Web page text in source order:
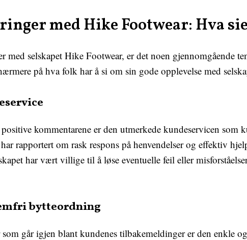
med Hike Footwear: Hva
med selskapet Hike Footwear, er det noen gjennomgående
på hva folk har å si om sin gode opplevelse med
kommentarene er den utmerkede kundeservicen som
rapportert om rask respons på henvendelser og effektiv
har vært villige til å løse eventuelle feil eller
bytteordning
går igjen blant kundenes tilbakemeldinger er den enkle